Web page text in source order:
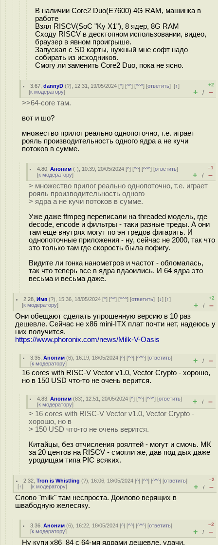
В наличии Core2 Duo(E7600) 4G RAM, машинка в
работе
Взял RISCV(SoC "Ky X1"), 8 ядер, 8G RAM
Сходу RISCV в десктопном использовании, видео,
браузер в явном проигрыше.
Запускал с SD карты, нужный мне софт надо
собирать из исходников.
Смогу ли заменить Core2 Duo, пока не ясно.
3.67 ,dannyD (?), 12:31, 19/05/2024 [^] [^^] [^^^] [ответить][↑]
[к модератору]
+2
+ / –
>>64-core там.
вот и шо?
множество прилог реально однопоточно, т.е. играет
рояль производительность одного ядра а не кучи
потоков в сумме.
4.80 ,Аноним (-), 10:39, 20/05/2024 [^] [^^] [^^^] [ответить]
[к модератору]
–1
+ / –
> множество прилог реально однопоточно, т.е. играет
рояль производительность одного
> ядра а не кучи потоков в сумме.
Уже даже ffmpeg переписали на threaded модель, где
decode, encode и фильтры - таки разные треды. А они
там еще внутрях могут по эн тредов фигарить. И
однопоточные приложения - ну, сейчас не 2000, так что
это только там где скорость была пофигу.
Видите ли гонка нанометров и частот - обломалась,
так что теперь все в ядра вдаоились. И 64 ядра это
весьма и весьма даже.
2.28 ,Имя (?), 15:36, 18/05/2024 [^] [^^] [^^^] [ответить][↓] [↑]
[к модератору]
+2
+ / –
Они обещают сделать упрошенную версию в 10 раз
дешевле. Сейчас не x86 mini-ITX плат почти нет, надеюсь у
них получится.
https://www.phoronix.com/news/Milk-V-Oasis
3.35 ,Аноним (6), 16:19, 18/05/2024 [^] [^^] [^^^] [ответить]
[к модератору] + / –
16 cores with RISC-V Vector v1.0, Vector Crypto - хорошо,
но в 150 USD что-то не очень верится.
4.83 ,Аноним (83), 12:51, 20/05/2024 [^] [^^] [^^^] [ответить]
[к модератору] + / –
> 16 cores with RISC-V Vector v1.0, Vector Crypto -
хорошо, но в
> 150 USD что-то не очень верится.
Китайцы, без отчисления роялтей - могут и смочь. МК
за 20 центов на RISCV - смогли же, дав под дых даже
уродищам типа PIC всяких.
2.32 ,Tron is Whistling (?), 16:06, 18/05/2024 [^] [^^] [^^^] [ответить]
[↑] [к модератору]
–2
+ / –
Слово "milk" там неспроста. Доилово верящих в
швaбодную желесяку.
3.36 ,Аноним (6), 16:22, 18/05/2024 [^] [^^] [^^^] [ответить]
[к модератору]
–2
+ / –
Ну купи x86_84 с 64-мя ядрами дешевле, удачи.